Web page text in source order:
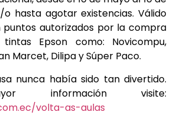
o hasta agotar existencias. Válido
puntos autorizados por la compra
Epson como: Novicompu,
Marcet, Dilipa y Súper Paco.
nunca había sido tan divertido.
información visite:
volta-as-aulas